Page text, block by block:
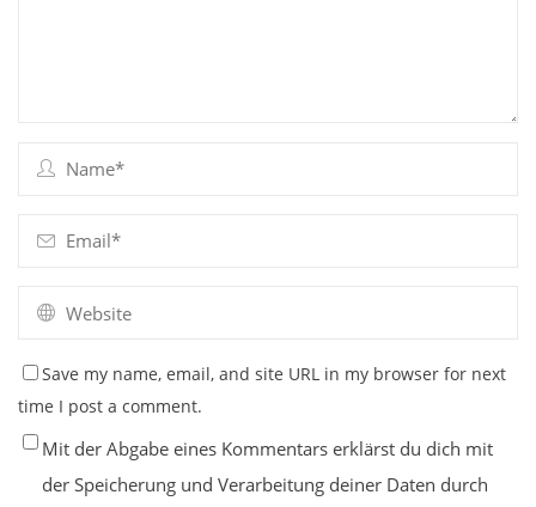
Save my name, email, and site URL in my browser for next
time I post a comment.
Mit der Abgabe eines Kommentars erklärst du dich mit
der Speicherung und Verarbeitung deiner Daten durch